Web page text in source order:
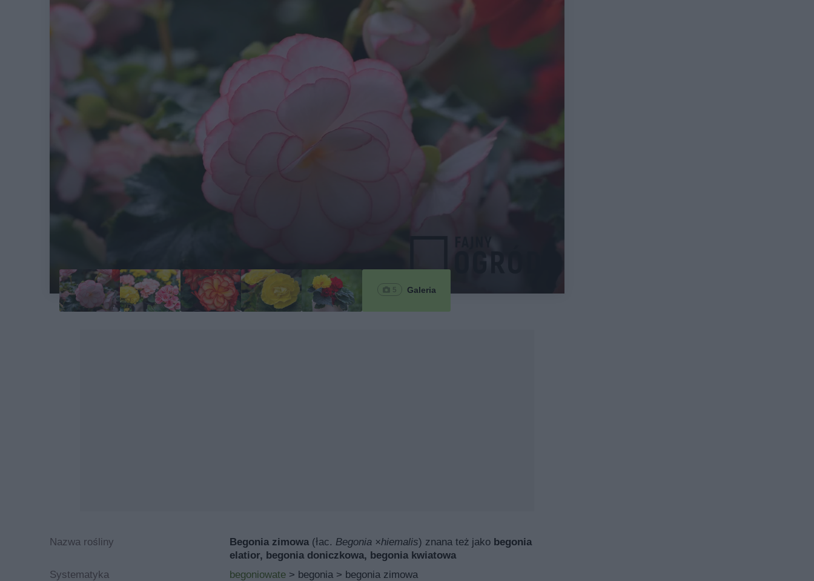
5 Galeria
Nazwa rośliny Begonia zimowa(łac. Begonia ×hiemalis) znana też jako begonia
elatior, begonia doniczkowa, begonia kwiatowa
Systematyka
begoniowate> begonia > begonia zimowa